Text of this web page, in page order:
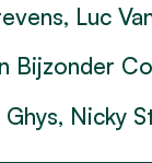
Luc
Bijzonder
Ghys, Nicky